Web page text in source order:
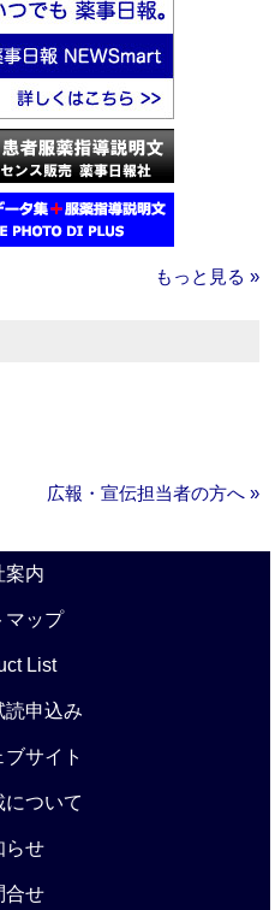
もっと見る »
広報・宣伝担当者の方へ »
案内
マップ
List
読申込み
サイト
について
らせ
合せ